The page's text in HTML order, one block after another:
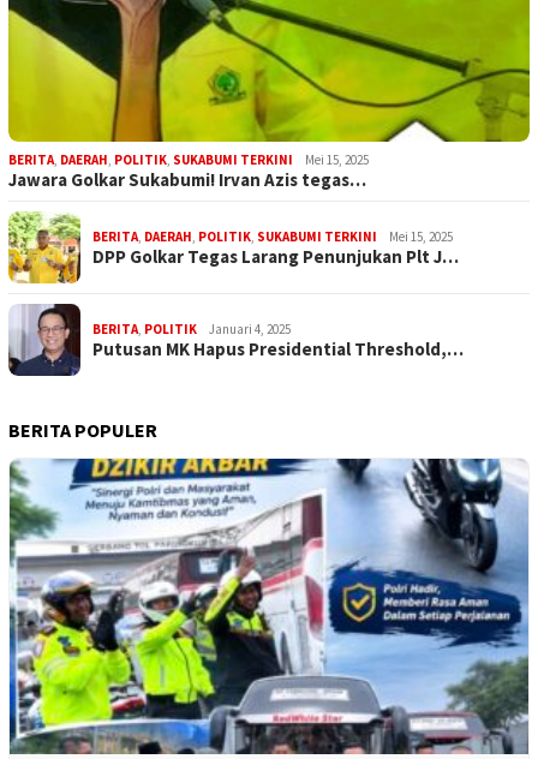
BERITA, DAERAH, POLITIK, SUKABUMI TERKINI Mei 15, 2025
Jawara Golkar Sukabumi! Irvan Azis tegas…
BERITA, DAERAH, POLITIK, SUKABUMI TERKINI Mei 15, 2025
DPP Golkar Tegas Larang Penunjukan Plt J…
BERITA, POLITIK Januari 4, 2025
Putusan MK Hapus Presidential Threshold,…
BERITA POPULER